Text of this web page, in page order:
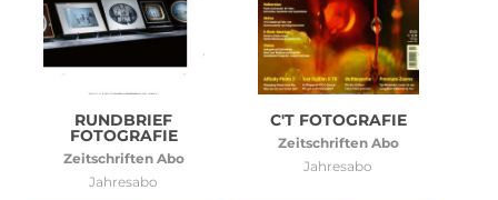
RUNDBRIEF
FOTOGRAFIE
Zeitschriften Abo
Jahresabo
C'T FOTOGRAFIE
Zeitschriften Abo
Jahresabo